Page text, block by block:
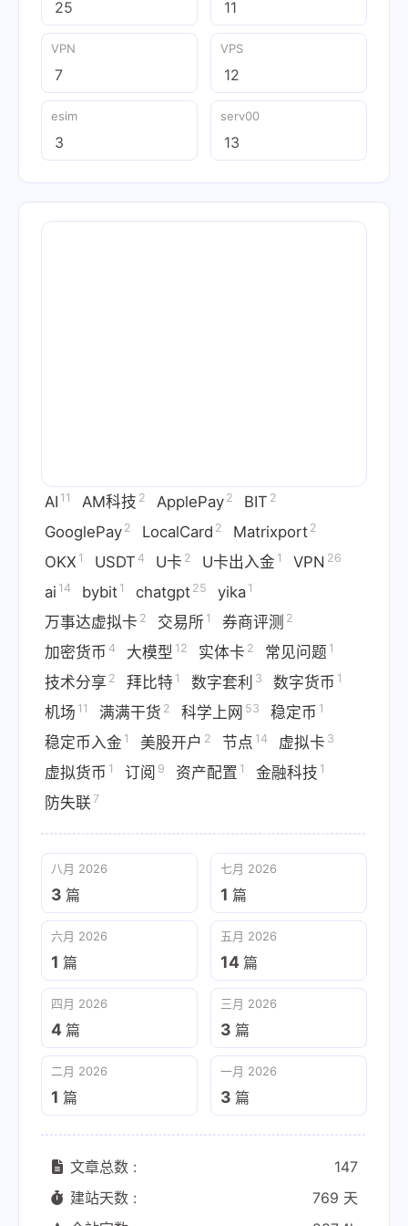
25 11
VPN
7
VPS
12
esim
3
serv00
13
AI 11 AM科技 2 ApplePay 2 BIT 2
GooglePay 2 LocalCard 2 Matrixport 2
OKX 1 USDT 4 U卡 2 U卡出入金 1 VPN 26
ai 14 bybit 1 chatgpt 25 yika 1
万事达虚拟卡 2 交易所 1 券商评测 2
加密货币 4 大模型 12 实体卡 2 常见问题 1
技术分享 2 拜比特 1 数字套利 3 数字货币 1
机场 11 满满干货 2 科学上网 53 稳定币 1
稳定币入金 1 美股开户 2 节点 14 虚拟卡 3
虚拟货币 1 订阅 9 资产配置 1 金融科技 1
防失联 7
八月 2026
3 篇
七月 2026
1 篇
六月 2026
1 篇
五月 2026
14 篇
四月 2026
4 篇
三月 2026
3 篇
二月 2026
1 篇
一月 2026
3 篇
文章总数 :
147
建站天数 :
769 天